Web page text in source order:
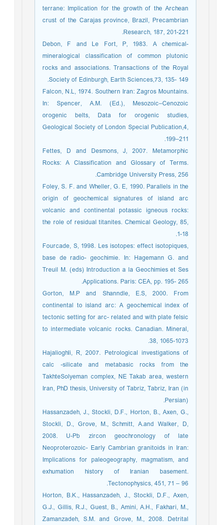
terrane: Implication for the growth of the Archean
crust of the Carajas province, Brazil, Precambrian
Research, 187, 201-221.
Debon, F and Le Fort, P, 1983. A chemical-
mineralogical classification of common plutonic
rocks and associations. Transactions of the Royal
Society of Edinburgh, Earth Sciences,73, 135- 149.
Falcon, N.L, 1974. Southern Iran: Zagros Mountains.
In: Spencer, A.M. (Ed.), Mesozoic–Cenozoic
orogenic belts, Data for orogenic studies,
Geological Society of London Special Publication,4,
199–211.
Fettes, D and Desmons, J, 2007. Metamorphic
Rocks: A Classification and Glossary of Terms.
Cambridge University Press, 256.
Foley, S. F. and Wheller, G. E, 1990. Parallels in the
origin of geochemical signatures of island arc
volcanic and continental potassic igneous rocks:
the role of residual titanites. Chemical Geology, 85,
1-18.
Fourcade, S, 1998. Les isotopes: effect isotopiques,
base de radio- geochimie. In: Hagemann G. and
Treuil M. (eds) Introduction a la Geochimies et Ses
Applications. Paris: CEA, pp. 195- 265.
Gorton, M.P and Shanndle, E.S, 2000. From
continental to island arc: A geochemical index of
tectonic setting for arc- related and with plate felsic
to intermediate volcanic rocks. Canadian. Mineral,
38, 1065-1073.
Hajalioghli, R, 2007. Petrological investigations of
calc -silicate and metabasic rocks from the
TakhteSolyeman complex, NE Takab area, western
Iran, PhD thesis, University of Tabriz, Tabriz, Iran (in
Persian).
Hassanzadeh, J., Stockli, D.F., Horton, B., Axen, G.,
Stockli, D., Grove, M., Schmitt, A.and Walker, D,
2008. U-Pb zircon geochronology of late
Neoproterozoic- Early Cambrian granitoids in Iran:
Implications for paleogeography, magmatism, and
exhumation history of Iranian basement.
Tectonophysics, 451, 71 – 96.
Horton, B.K., Hassanzadeh, J., Stockli, D.F., Axen,
G.J., Gillis, R.J., Guest, B., Amini, A.H., Fakhari, M.,
Zamanzadeh, S.M. and Grove, M., 2008. Detrital